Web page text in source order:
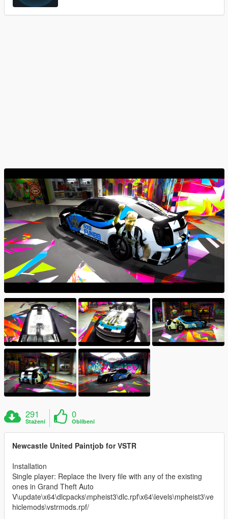
291
Stažení
0
Oblíbení
Newcastle United Paintjob for VSTR
Installation
Single player: Replace the livery file with any of the existing
ones in Grand Theft Auto
V\update\x64\dlcpacks\mpheist3\dlc.rpf\x64\levels\mpheist3\ve
hiclemods\vstrmods.rpf/